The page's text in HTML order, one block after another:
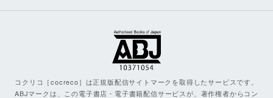
コクリコ［cocreco］は正規版配信サイトマークを取得したサービスです。
ABJマークは、この電子書店・電子書籍配信サービスが、著作権者からコン